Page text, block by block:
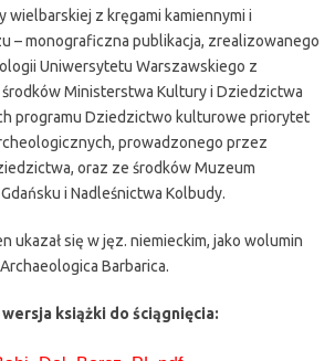
wielbarskiej z kręgami kamiennymi i
– monograficzna publikacja, zrealizowanego
Uniwersytetu Warszawskiego z
Ministerstwa Kultury i Dziedzictwa
programu Dziedzictwo kulturowe priorytet
prowadzonego przez
oraz ze środków Muzeum
i Nadleśnictwa Kolbudy.
ukazał się w jęz. niemieckim, jako wolumin
Barbarica.
wersja książki do ściągnięcia: